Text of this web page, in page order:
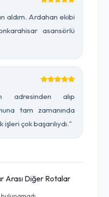
aldım. Ardahan ekibi
asansörlü
adresinden alıp
tam zamanında
çok başarılıydı."
Arası Diğer Rotalar